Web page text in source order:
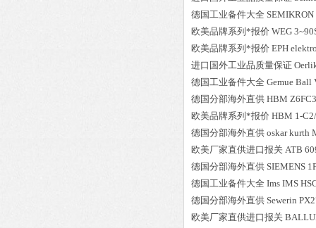
德国工业备件大全 SEMIKRON
欧美品牌系列*报价 WEG
欧美品牌系列*报价 EPH
进口国外工业品质量保证
德国工业备件大全 Gemue Ball
德国分部海外直供 HBM
欧美品牌系列*报价 HBM 1-
德国分部海外直供 oskar kurth
欧美厂家直供进口报关 ATB
德国分部海外直供 SIEMENS
德国工业备件大全 Ims IMS
德国分部海外直供 Sewerin
欧美厂家直供进口报关